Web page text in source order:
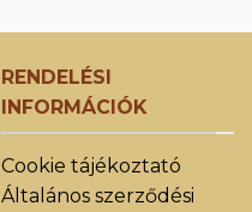
RENDELÉSI
INFORMÁCIÓK
Cookie tájékoztató
Általános szerződési